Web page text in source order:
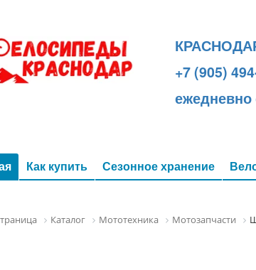
+7 (905)
ежедневно
Как купить Сезонное хранение
Каталог Мототехника Мотозапчасти